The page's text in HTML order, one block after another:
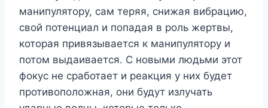
манипулятору, сам теряя, снижая вибрацию,
свой потенциал и попадая в роль жертвы,
которая привязывается к манипулятору и
потом выдаивается. С новыми людьми этот
фокус не сработает и реакция у них будет
противоположная, они будут излучать